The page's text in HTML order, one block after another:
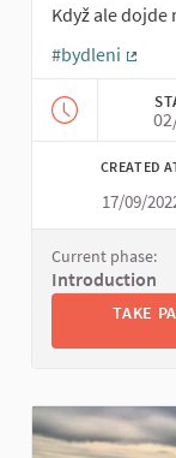
Když ale dojde
#bydleni
CREATED
17/09/
Current phase:
Introduction
TAKE
TAKE